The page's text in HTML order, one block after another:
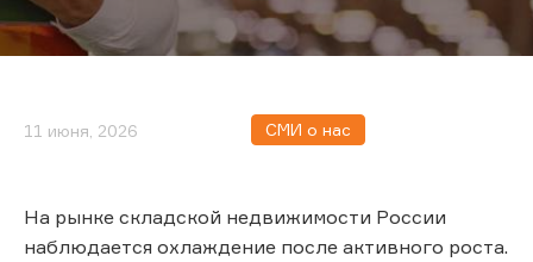
11 июня, 2026 СМИ о нас
На рынке складской недвижимости России
наблюдается охлаждение после активного роста.